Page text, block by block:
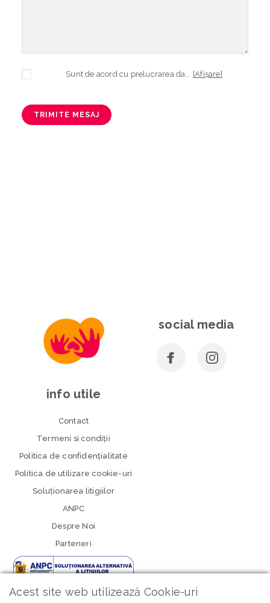
[Afișare]
TRIMITE MESAJ
social media
info utile
Contact
Termeni si condiţii
Politica de confidenţialitate
Politica de utilizare cookie-uri
Soluționarea litigiilor
ANPC
Despre Noi
Parteneri
Acest site web utilizează Cookie-uri